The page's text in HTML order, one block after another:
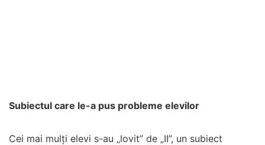
Subiectul care le-a pus probleme elevilor
Cei mai mulți elevi s-au „lovit” de „II”, un subiect